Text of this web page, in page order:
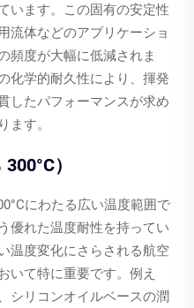
います。この固有の安定性
流体などのアプリケーショ
頻度が大幅に低減されま
化学的耐久性により、揮発
したパフォーマンスが求め
ます。
）
にわたる広い温度範囲で
優れた温度耐性を持ってい
温度変化にさらされる航空
いて特に重要です。例え
シリコンオイルベースの潤